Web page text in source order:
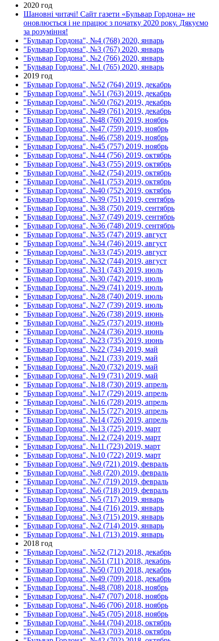
2020 год
Шановні читачі! Сайт газети «Бульвар Гордона» не
оновлюється і не працює з початку 2020 року. Дякуємо
за розуміння!
"Бульвар Гордона", №4 (768) 2020, январь
"Бульвар Гордона", №3 (767) 2020, январь
"Бульвар Гордона", №2 (766) 2020, январь
"Бульвар Гордона", №1 (765) 2020, январь
2019 год
"Бульвар Гордона", №52 (764) 2019, декабрь
"Бульвар Гордона", №51 (763) 2019, декабрь
"Бульвар Гордона", №50 (762) 2019, декабрь
"Бульвар Гордона", №49 (761) 2019, декабрь
"Бульвар Гордона", №48 (760) 2019, ноябрь
"Бульвар Гордона", №47 (759) 2019, ноябрь
"Бульвар Гордона", №46 (758) 2019, ноябрь
"Бульвар Гордона", №45 (757) 2019, ноябрь
"Бульвар Гордона", №44 (756) 2019, октябрь
"Бульвар Гордона", №43 (755) 2019, октябрь
"Бульвар Гордона", №42 (754) 2019, октябрь
"Бульвар Гордона", №41 (753) 2019, октябрь
"Бульвар Гордона", №40 (752) 2019, октябрь
"Бульвар Гордона", №39 (751) 2019, сентябрь
"Бульвар Гордона", №38 (750) 2019, сентябрь
"Бульвар Гордона", №37 (749) 2019, сентябрь
"Бульвар Гордона", №36 (748) 2019, сентябрь
"Бульвар Гордона", №35 (747) 2019, август
"Бульвар Гордона", №34 (746) 2019, август
"Бульвар Гордона", №33 (745) 2019, август
"Бульвар Гордона", №32 (744) 2019, август
"Бульвар Гордона", №31 (743) 2019, июль
"Бульвар Гордона", №30 (742) 2019, июль
"Бульвар Гордона", №29 (741) 2019, июль
"Бульвар Гордона", №28 (740) 2019, июль
"Бульвар Гордона", №27 (739) 2019, июль
"Бульвар Гордона", №26 (738) 2019, июнь
"Бульвар Гордона", №25 (737) 2019, июнь
"Бульвар Гордона", №24 (736) 2019, июнь
"Бульвар Гордона", №23 (735) 2019, июнь
"Бульвар Гордона", №22 (734) 2019, май
"Бульвар Гордона", №21 (733) 2019, май
"Бульвар Гордона", №20 (732) 2019, май
"Бульвар Гордона", №19 (731) 2019, май
"Бульвар Гордона", №18 (730) 2019, апрель
"Бульвар Гордона", №17 (729) 2019, апрель
"Бульвар Гордона", №16 (728) 2019, апрель
"Бульвар Гордона", №15 (727) 2019, апрель
"Бульвар Гордона", №14 (726) 2019, апрель
"Бульвар Гордона", №13 (725) 2019, март
"Бульвар Гордона", №12 (724) 2019, март
"Бульвар Гордона", №11 (723) 2019, март
"Бульвар Гордона", №10 (722) 2019, март
"Бульвар Гордона", №9 (721) 2019, февраль
"Бульвар Гордона", №8 (720) 2019, февраль
"Бульвар Гордона", №7 (719) 2019, февраль
"Бульвар Гордона", №6 (718) 2019, февраль
"Бульвар Гордона", №5 (717) 2019, январь
"Бульвар Гордона", №4 (716) 2019, январь
"Бульвар Гордона", №3 (715) 2019, январь
"Бульвар Гордона", №2 (714) 2019, январь
"Бульвар Гордона", №1 (713) 2019, январь
2018 год
"Бульвар Гордона", №52 (712) 2018, декабрь
"Бульвар Гордона", №51 (711) 2018, декабрь
"Бульвар Гордона", №50 (710) 2018, декабрь
"Бульвар Гордона", №49 (709) 2018, декабрь
"Бульвар Гордона", №48 (708) 2018, ноябрь
"Бульвар Гордона", №47 (707) 2018, ноябрь
"Бульвар Гордона", №46 (706) 2018, ноябрь
"Бульвар Гордона", №45 (705) 2018, ноябрь
"Бульвар Гордона", №44 (704) 2018, октябрь
"Бульвар Гордона", №43 (703) 2018, октябрь